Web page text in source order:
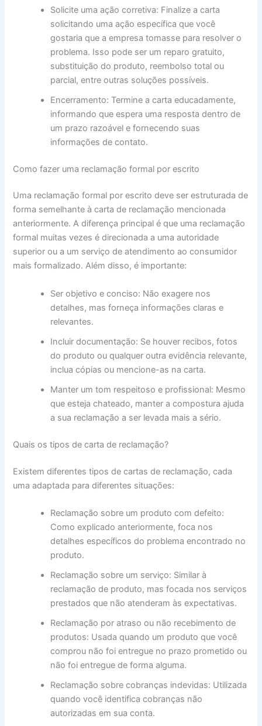
Solicite uma ação corretiva: Finalize a carta
solicitando uma ação específica que você
gostaria que a empresa tomasse para resolver o
problema. Isso pode ser um reparo gratuito,
substituição do produto, reembolso total ou
parcial, entre outras soluções possíveis.
Encerramento: Termine a carta educadamente,
informando que espera uma resposta dentro de
um prazo razoável e fornecendo suas
informações de contato.
Como fazer uma reclamação formal por escrito
Uma reclamação formal por escrito deve ser estruturada de
forma semelhante à carta de reclamação mencionada
anteriormente. A diferença principal é que uma reclamação
formal muitas vezes é direcionada a uma autoridade
superior ou a um serviço de atendimento ao consumidor
mais formalizado. Além disso, é importante:
Ser objetivo e conciso: Não exagere nos
detalhes, mas forneça informações claras e
relevantes.
Incluir documentação: Se houver recibos, fotos
do produto ou qualquer outra evidência relevante,
inclua cópias ou mencione-as na carta.
Manter um tom respeitoso e profissional: Mesmo
que esteja chateado, manter a compostura ajuda
a sua reclamação a ser levada mais a sério.
Quais os tipos de carta de reclamação?
Existem diferentes tipos de cartas de reclamação, cada
uma adaptada para diferentes situações:
Reclamação sobre um produto com defeito:
Como explicado anteriormente, foca nos
detalhes específicos do problema encontrado no
produto.
Reclamação sobre um serviço: Similar à
reclamação de produto, mas focada nos serviços
prestados que não atenderam às expectativas.
Reclamação por atraso ou não recebimento de
produtos: Usada quando um produto que você
comprou não foi entregue no prazo prometido ou
não foi entregue de forma alguma.
Reclamação sobre cobranças indevidas: Utilizada
quando você identifica cobranças não
autorizadas em sua conta.